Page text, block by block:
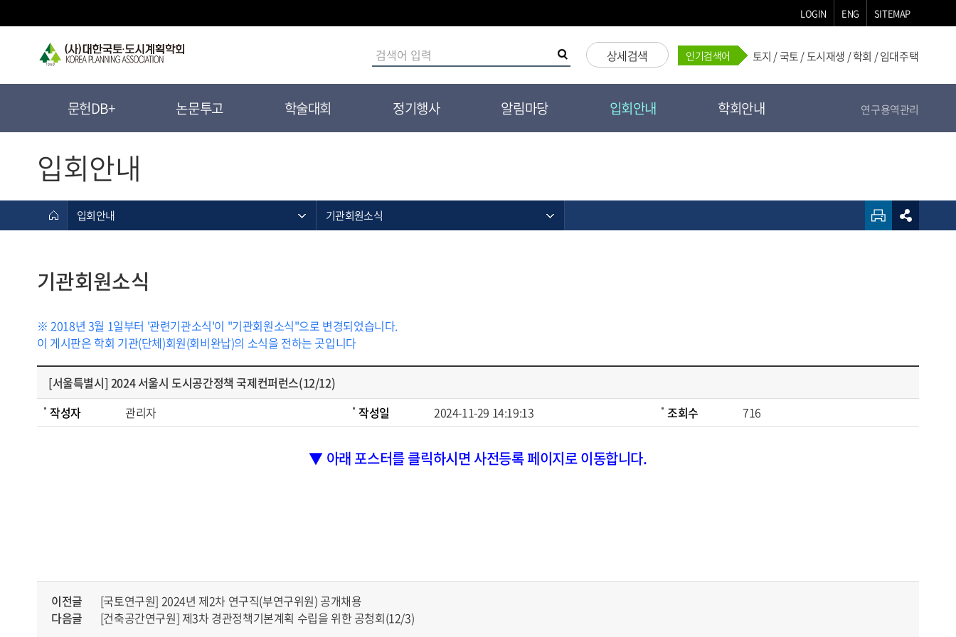
LOGIN ENG SITEMAP
상세검색 인기검색어 토지 /국토/도시재생 /학회 /임대주택
문헌DB+ 논문투고 학술대회 정기행사 알림마당 입회안내 학회안내 연구용역관리
입회안내
입회안내 기관회원소식
기관회원소식
※ 2018년 3월 1일부터 '관련기관소식'이 "기관회원소식"으로 변경되었습니다.
이 게시판은 학회 기관(단체)회원(회비완납)의 소식을 전하는 곳입니다
[서울특별시] 2024 서울시 도시공간정책 국제컨퍼런스(12/12)
작성자
관리자 작성일 2024-11-29 14:19:13 조회수 716
▼ 아래 포스터를 클릭하시면 사전등록 페이지로 이동합니다.
이전글
[국토연구원] 2024년 제2차 연구직(부연구위원) 공개채용
다음글
[건축공간연구원] 제3차 경관정책기본계획 수립을 위한 공청회(12/3)